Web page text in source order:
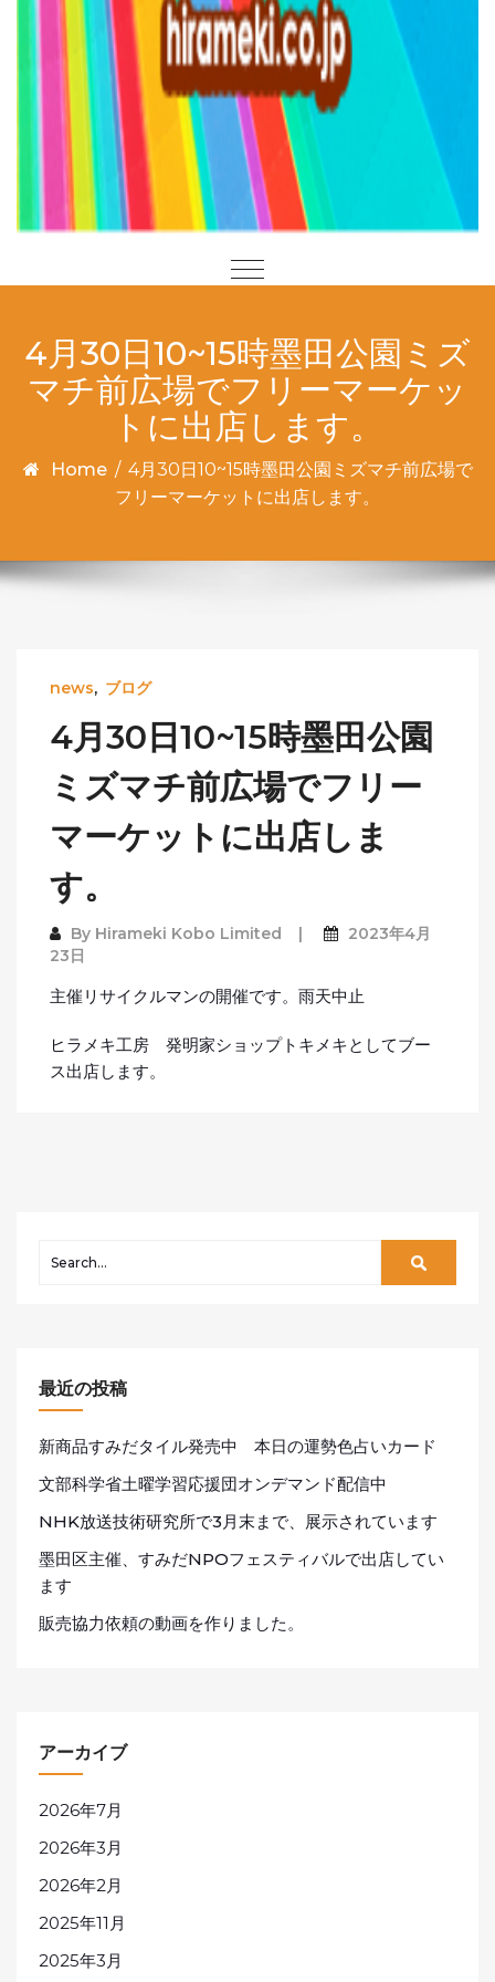
4月30日10~15時墨田公園ミズ
マチ前広場でフリーマーケッ
トに出店します。
Home / 4月30日10~15時墨田公園ミズマチ前広場で
フリーマーケットに出店します。
news, ブログ
4月30日10~15時墨田公園
ミズマチ前広場でフリー
マーケットに出店しま
す。
By Hirameki Kobo Limited
2023年4月
23日
主催リサイクルマンの開催です。雨天中止
ヒラメキ工房 発明家ショップトキメキとしてブー
ス出店します。
最近の投稿
新商品すみだタイル発売中 本日の運勢色占いカード
文部科学省土曜学習応援団オンデマンド配信中
NHK放送技術研究所で3月末まで、展示されています
墨田区主催、すみだNPOフェスティバルで出店してい
ます
販売協力依頼の動画を作りました。
アーカイブ
2026年7月
2026年3月
2026年2月
2025年11月
2025年3月